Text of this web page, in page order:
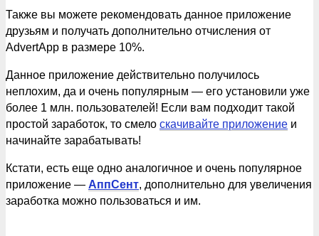
Также вы можете рекомендовать данное приложение
друзьям и получать дополнительно отчисления от
AdvertApp в размере 10%.
Данное приложение действительно получилось
неплохим, да и очень популярным — его установили уже
более 1 млн. пользователей! Если вам подходит такой
простой заработок, то смело скачивайте приложение и
начинайте зарабатывать!
Кстати, есть еще одно аналогичное и очень популярное
приложение — АппСент, дополнительно для увеличения
заработка можно пользоваться и им.